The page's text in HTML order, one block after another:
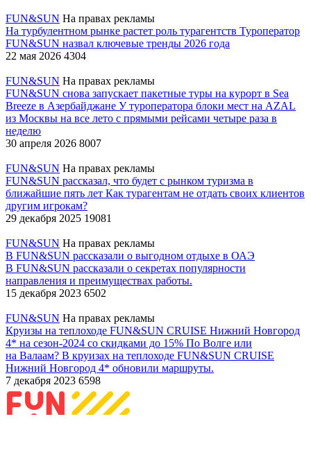
FUN&SUN На правах рекламы
На турбулентном рынке растет роль турагентств Туроператор
FUN&SUN назвал ключевые тренды 2026 года
22 мая 2026 4304
FUN&SUN На правах рекламы
FUN&SUN снова запускает пакетные туры на курорт в Sea
Breeze в Азербайджане У туроператора блоки мест на AZAL
из Москвы на все лето с прямыми рейсами четыре раза в
неделю
30 апреля 2026 8007
FUN&SUN На правах рекламы
FUN&SUN рассказал, что будет с рынком туризма в
ближайшие пять лет Как турагентам не отдать своих клиентов
другим игрокам?
29 декабря 2025 19081
FUN&SUN На правах рекламы
В FUN&SUN рассказали о выгодном отдыхе в ОАЭ
В FUN&SUN рассказали о секретах популярности
направления и преимуществах работы.
15 декабря 2023 6502
FUN&SUN На правах рекламы
Круизы на теплоходе FUN&SUN CRUISE Нижний Новгород
4* на сезон-2024 со скидками до 15% По Волге или
на Валаам? В круизах на теплоходе FUN&SUN CRUISE
Нижний Новгород 4* обновили маршруты.
7 декабря 2023 6598